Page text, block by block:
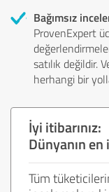
Bağımsız
ProvenExpert
satılık değildir.
herhangi bir
İyi itibarınız:
Dünyanın en
Tüm